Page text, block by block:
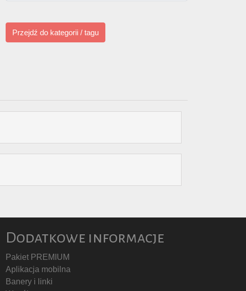
Przejdź do kategorii / tagu
Dodatkowe informacje
Pakiet PREMIUM
Aplikacja mobilna
Banery i linki